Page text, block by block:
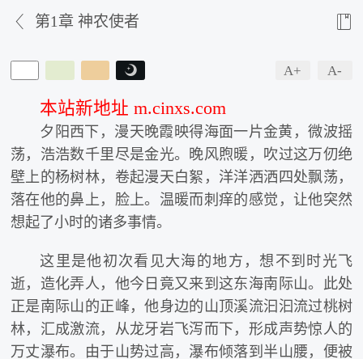
 第1章 神农使者 
 A+ A-
本站新地址 m.cinxs.com
夕阳西下，漫天晚霞映得海面一片金黄，微波摇
荡，浩浩数千里尽是金光。晚风煦暖，吹过这万仞绝
壁上的杨树林，卷起漫天白絮，洋洋洒洒四处飘荡，
落在他的鼻上，脸上。温暖而刺痒的感觉，让他突然
想起了小时的诸多事情。
这里是他初次看见大海的地方，想不到时光飞
逝，造化弄人，他今日竟又来到这东海南际山。此处
正是南际山的正峰，他身边的山顶溪流汩汩流过桃树
林，汇成激流，从龙牙岩飞泻而下，形成声势惊人的
万丈瀑布。由于山势过高，瀑布倾落到半山腰，便被